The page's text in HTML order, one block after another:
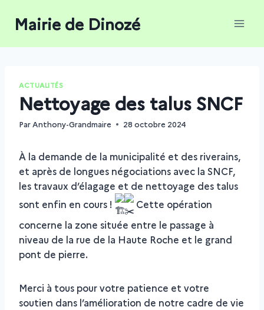
Mairie de Dinozé
ACTUALITÉS
Nettoyage des talus SNCF
ParAnthony-Grandmaire 28 octobre 2024
À la demande de la municipalité et des riverains,
et après de longues négociations avec la SNCF,
les travaux d’élagage et de nettoyage des talus
sont enfin en cours !
Cette opération
concerne la zone située entre le passage à
niveau de la rue de la Haute Roche et le grand
pont de pierre.
Merci à tous pour votre patience et votre
soutien dans l’amélioration de notre cadre de vie